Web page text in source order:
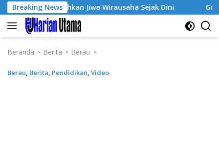
Langsung
ke
konten
Breaking NewsJiwa Wirausaha Sejak Dini GratisPol
Beranda Berita Berau
Berau, Berita, Pendidikan, Video